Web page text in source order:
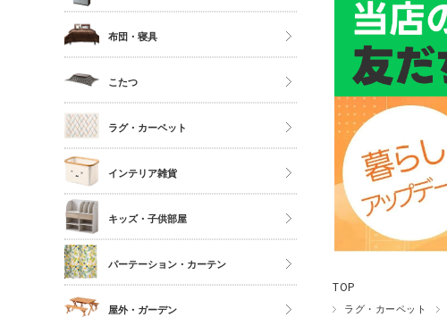
TOP
ラグ・カーペット
布団・寝具
シングル
セミダブル
ダブル以上
夏物布団
冬物布団
枕・抱き枕
マットレス単品
こたつ
こたつ
こたつ布団
ラグ・カーペット
正方形
長方形
円形
キッチンマット
玄関マット
インテリア雑貨
アクセサリーケース
照明・ライト
コスメボックス
キッズ・子供部屋
パーテーション・カーテン
カーテン・ブラインド
屋外・ガーデン